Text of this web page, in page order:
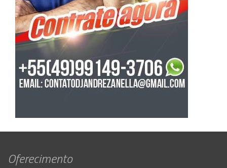
Oferecimento